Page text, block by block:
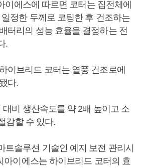
이에스에 따르면 코터는 집전체에
정한 두께로 코팅한 후 건조하는
터리의 성능 효율을 결정하는 전
.
이브리드 코터는 열풍 건조로에
다.
대비 생산속도를 약 2배 높이고 소
감할 수 있다.
트솔루션 기술인 예지 보전 관리시
아이에스는 하이브리드 코터의 효